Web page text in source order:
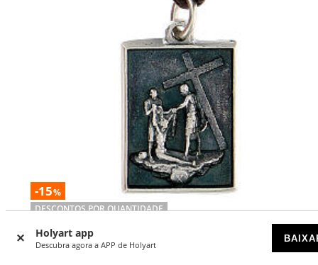
Holyart app
Descubra agora a APP de Holyart
-15%
DESCONTOS POR QUANTIDADE
Colar Via Sacra Décima Estação liga acabamento prata